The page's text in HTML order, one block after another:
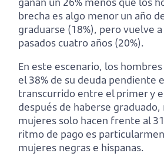
brecha es algo menor un año
graduarse (18%), pero vuelve
pasados cuatro años (20%).
En este escenario, los
el 38% de su deuda pendiente
transcurrido entre el primer y
después de haberse
mujeres solo hacen frente al
ritmo de pago es
mujeres negras e hispanas.